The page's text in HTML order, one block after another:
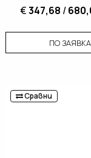
€347,68 /
ПО ЗАЯВКА
Сравни